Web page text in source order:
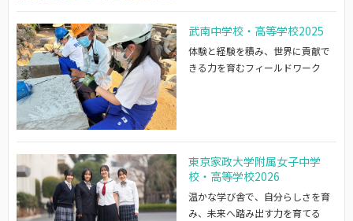
武南中学校・高等学校2025
体験と経験を積み、世界に貢献で
きる力を育むフィールドワーク
東京家政大学附属女子中学
校・高等学校2026
温かな学び舎で、自分らしさを育
み、未来へ踏み出す力を育てる